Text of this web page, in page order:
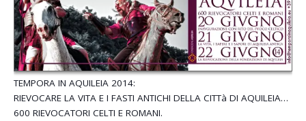
TEMPORA IN AQUILEIA 2014:
RIEVOCARE LA VITA E I FASTI ANTICHI DELLA CITTà DI AQUILEIA…
600 RIEVOCATORI CELTI E ROMANI.